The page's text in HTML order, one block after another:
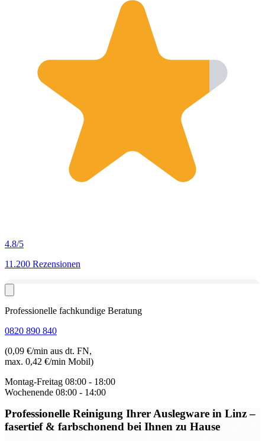
4.8/5
11.200 Rezensionen
Professionelle fachkundige Beratung
0820 890 840
(0,09 €/min aus dt. FN,
max. 0,42 €/min Mobil)
Montag-Freitag 08:00 - 18:00
Wochenende 08:00 - 14:00
Professionelle Reinigung Ihrer Auslegware in Linz–
fasertief & farbschonend bei Ihnen zu Hause